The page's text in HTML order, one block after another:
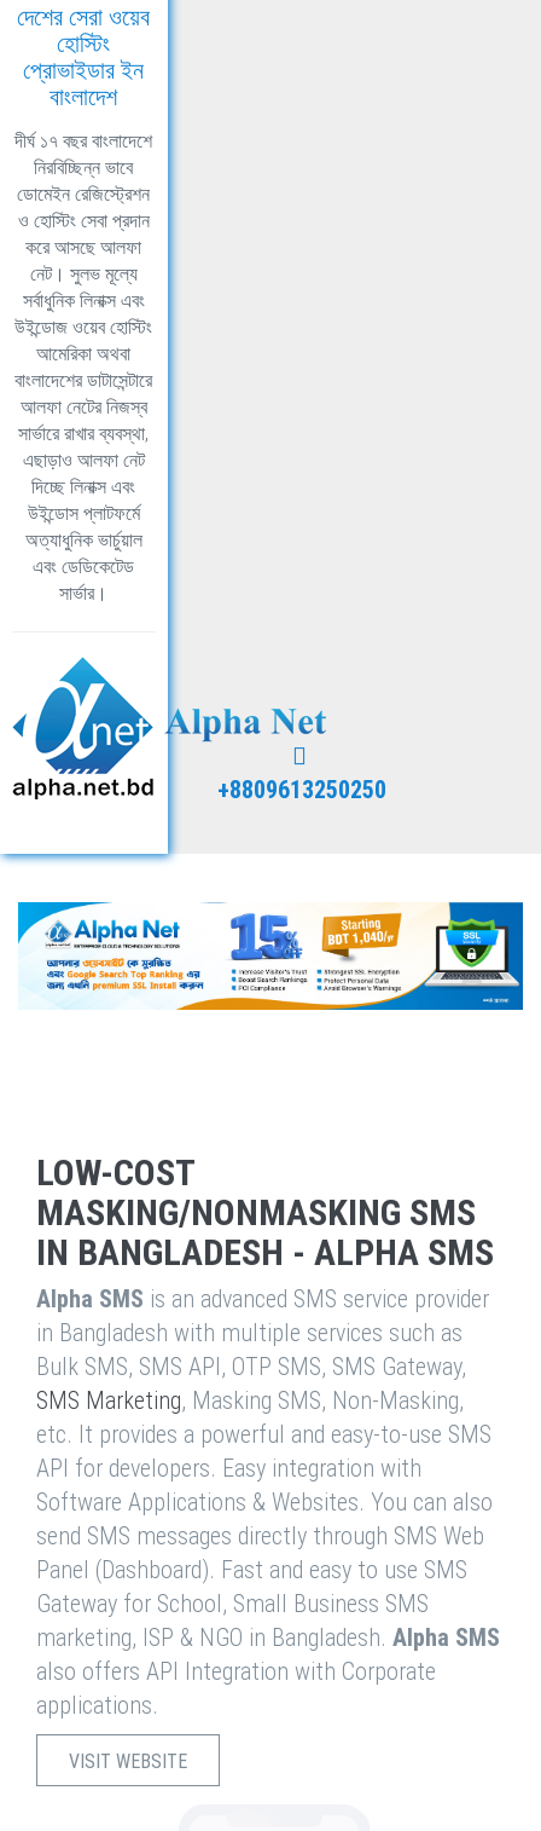
দেশের সেরা ওয়েব
হোস্টিং
প্রোভাইডার ইন
বাংলাদেশ
দীর্ঘ ১৭ বছর বাংলাদেশে
নিরবিচ্ছিন্ন ভাবে
ডোমেইন রেজিস্ট্রেশন
ও হোস্টিং সেবা প্রদান
করে আসছে আলফা
নেট। সুলভ মূল্যে
সর্বাধুনিক লিনাক্স এবং
উইন্ডোজ ওয়েব হোস্টিং
আমেরিকা অথবা
বাংলাদেশের ডাটাসেন্টারে
আলফা নেটের নিজস্ব
সার্ভারে রাখার ব্যবস্থা,
এছাড়াও আলফা নেট
দিচ্ছে লিনাক্স এবং
উইন্ডোস প্লাটফর্মে
অত্যাধুনিক ভার্চুয়াল
এবং ডেডিকেটেড
সার্ভার।
+8809613250250
LOW-COST
MASKING/NONMASKING SMS
IN BANGLADESH - ALPHA SMS
Alpha SMS is an advanced SMS service provider
in Bangladesh with multiple services such as
Bulk SMS, SMS API, OTP SMS, SMS Gateway,
SMS Marketing, Masking SMS, Non-Masking,
etc. It provides a powerful and easy-to-use SMS
API for developers. Easy integration with
Software Applications & Websites. You can also
send SMS messages directly through SMS Web
Panel (Dashboard). Fast and easy to use SMS
Gateway for School, Small Business SMS
marketing, ISP & NGO in Bangladesh. Alpha SMS
also offers API Integration with Corporate
applications.
VISIT WEBSITE